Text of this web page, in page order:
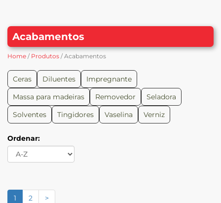
Acabamentos
Home / Produtos / Acabamentos
Ceras Diluentes
Impregnante
Massa para madeiras
Removedor
Seladora
Solventes
Tingidores Vaselina Verniz
Ordenar:
1 2 >